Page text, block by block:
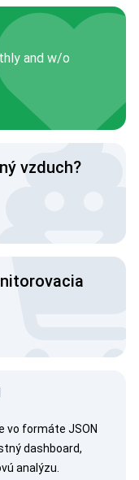
and w/o
vzduch?
vo formáte JSON
dashboard,
analýzu.